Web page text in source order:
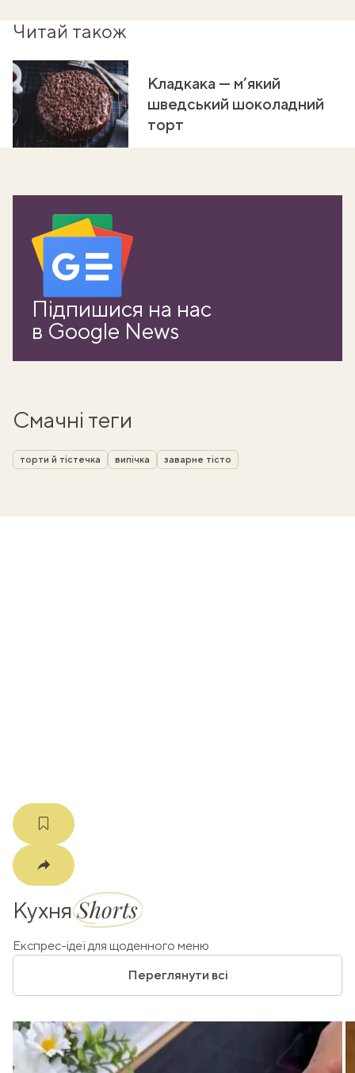
Читай також
Кладкака — м’який
шведський шоколадний
торт
Підпишися на нас
в Google News
Смачні теги
торти й тістечка випічка заварне тісто
КухняShorts
Експрес-ідеї для щоденного меню
Переглянути всі